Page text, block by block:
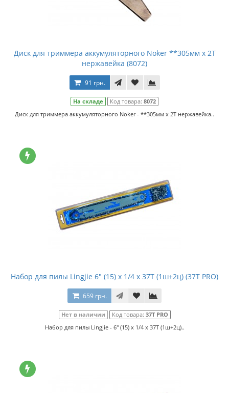
Диск для триммера аккумуляторного Noker **305мм x 2Т
нержавейка (8072)
91 грн.
На складе Код товара: 8072
Диск для триммера аккумуляторного Noker - **305мм x 2Т нержавейка..
Набор для пилы Lingjie 6" (15) x 1/4 x 37T (1ш+2ц) (37T PRO)
659 грн.
Нет в наличии Код товара: 37T PRO
Набор для пилы Lingjie - 6" (15) x 1/4 x 37T (1ш+2ц)..